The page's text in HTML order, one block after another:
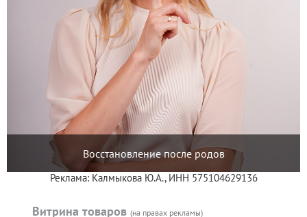
Восстановление после родов
Реклама: Калмыкова Ю.А., ИНН 575104629136
Витрина товаров (на правах рекламы)